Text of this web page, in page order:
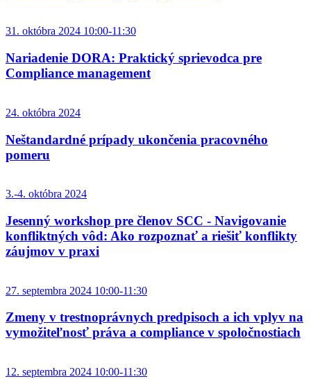
31. októbra 2024 10:00-11:30
Nariadenie DORA: Praktický sprievodca pre
Compliance management
24. októbra 2024
Neštandardné prípady ukončenia pracovného
pomeru
3.-4. októbra 2024
Jesenný workshop pre členov SCC - Navigovanie
konfliktných vôd: Ako rozpoznať a riešiť konflikty
záujmov v praxi
27. septembra 2024 10:00-11:30
Zmeny v trestnoprávnych predpisoch a ich vplyv na
vymožiteľnosť práva a compliance v spoločnostiach
12. septembra 2024 10:00-11:30